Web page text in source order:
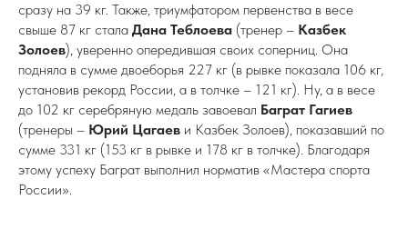
сразу на 39 кг. Также, триумфатором первенства в весе
свыше 87 кг стала Дана Теблоева (тренер – Казбек
Золоев), уверенно опередившая своих соперниц. Она
подняла в сумме двоеборья 227 кг (в рывке показала 106 кг,
установив рекорд России, а в толчке – 121 кг). Ну, а в весе
до 102 кг серебряную медаль завоевал Баграт Гагиев
(тренеры – Юрий Цагаев и Казбек Золоев), показавший по
сумме 331 кг (153 кг в рывке и 178 кг в толчке). Благодаря
этому успеху Баграт выполнил норматив «Мастера спорта
России».